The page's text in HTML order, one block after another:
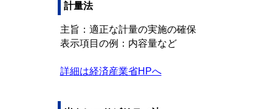
計量法
主旨：適正な計量の実施の確保
表示項目の例：内容量など
詳細は経済産業省HPへ